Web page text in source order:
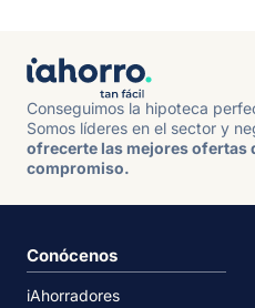
Conseguimos la hipoteca
Somos líderes en el sector y
ofrecerte las mejores ofertas
compromiso.
Conócenos
iAhorradores